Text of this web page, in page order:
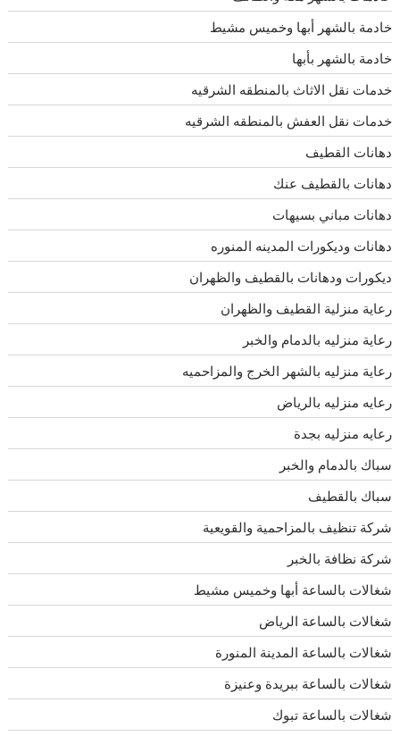
خادمة بالشهر أبها وخميس مشيط
خادمة بالشهر بأبها
خدمات نقل الاثاث بالمنطقه الشرقيه
خدمات نقل العفش بالمنطقه الشرقيه
دهانات القطيف
دهانات بالقطيف عنك
دهانات مباني بسيهات
دهانات وديكورات المدينه المنوره
ديكورات ودهانات بالقطيف والظهران
رعاية منزلية القطيف والظهران
رعاية منزليه بالدمام والخبر
رعاية منزليه بالشهر الخرج والمزاحميه
رعايه منزليه بالرياض
رعايه منزليه بجدة
سباك بالدمام والخبر
سباك بالقطيف
شركة تنظيف بالمزاحمية والقويعية
شركة نظافة بالخبر
شغالات بالساعة أبها وخميس مشيط
شغالات بالساعة الرياض
شغالات بالساعة المدينة المنورة
شغالات بالساعة ببريدة وعنيزة
شغالات بالساعة تبوك